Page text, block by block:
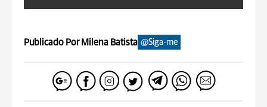
Publicado Por Milena Batista @Siga-me